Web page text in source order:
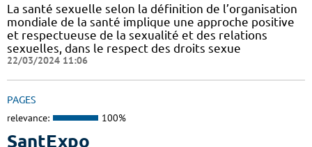
La santé sexuelle selon la définition de l’organisation
mondiale de la santé implique une approche positive
et respectueuse de la sexualité et des relations
sexuelles, dans le respect des droits sexue
22/03/2024 11:06
PAGES
relevance: 100%
SantExpo